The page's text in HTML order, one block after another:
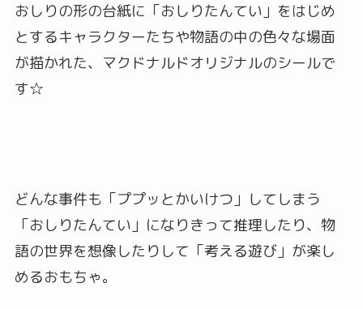
おしりの形の台紙に「おしりたんてい」をはじめ
とするキャラクターたちや物語の中の色々な場面
が描かれた、マクドナルドオリジナルのシールで
す☆
どんな事件も「ププッとかいけつ」してしまう
「おしりたんてい」になりきって推理したり、物
語の世界を想像したりして「考える遊び」が楽し
めるおもちゃ。